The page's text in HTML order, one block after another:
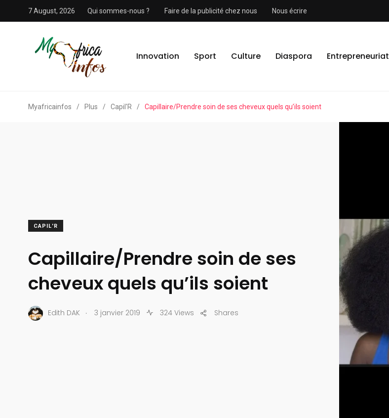
7 August, 2026 Qui sommes-nous ? Faire de la publicité chez nous Nous écrire
Innovation Sport Culture Diaspora Entrepreneuriat
Myafricainfos / Plus / Capil'R / Capillaire/Prendre soin de ses cheveux quels qu’ils soient
CAPIL'R
Capillaire/Prendre soin de ses
cheveux quels qu’ils soient
Edith DAK . 3 janvier 2019 324 Views Shares